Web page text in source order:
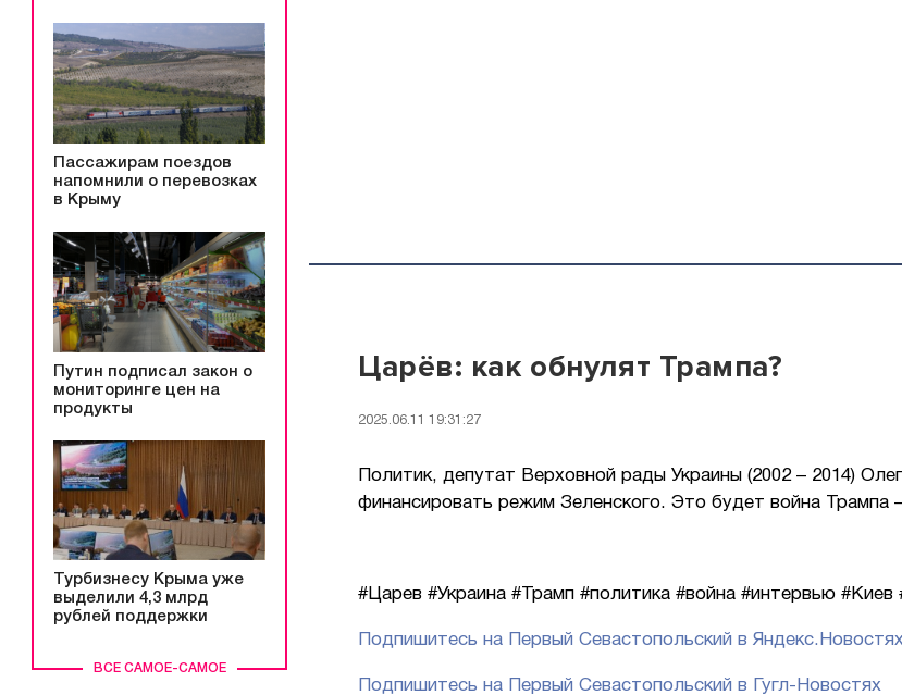
ВСЕ САМОЕ-САМОЕ
Пассажирам поездов
напомнили о перевозках
в Крыму
Путин подписал закон о
мониторинге цен на
продукты
Турбизнесу Крыма уже
выделили 4,3 млрд
рублей поддержки
Царёв: как обнулят Трампа?
2025.06.11 19:31:27
Политик, депутат Верховной рады Украины (2002 – 2014)
финансировать режим Зеленского. Это будет война Трампа
#Царев #Украина #Трамп #политика #война #интервью
Подпишитесь на Первый Севастопольский в Яндекс.Новостях
Подпишитесь на Первый Севастопольский в Гугл-Новостях